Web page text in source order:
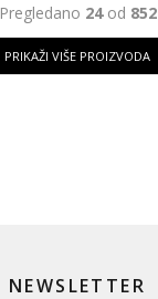
Pregledano 24od 852
PRIKAŽI VIŠE PROIZVODA
NEWSLETTER